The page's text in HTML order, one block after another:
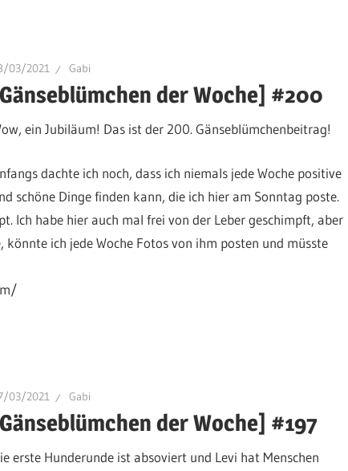
03/2021 Gabi
der Woche] #200
ein Jubiläum! Das ist der 200. Gänseblümchenbeitrag!
dachte ich noch, dass ich niemals jede Woche positive
schöne Dinge finden kann, die ich hier am Sonntag poste.
Ich habe hier auch mal frei von der Leber geschimpft, aber
ich jede Woche Fotos von ihm posten und müsste
03/2021 Gabi
der Woche] #197
erste Hunderunde ist absoviert und Levi hat Menschen